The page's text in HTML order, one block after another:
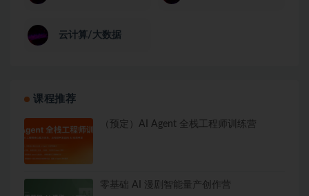
云计算/大数据
课程推荐
（预定）AI Agent 全栈工程师训练营
零基础 AI 漫剧智能量产创作营